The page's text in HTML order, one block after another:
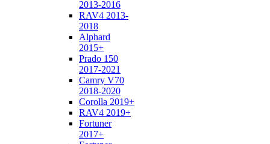
2013-2016
RAV4 2013-
2018
Alphard
2015+
Prado 150
2017-2021
Camry V70
2018-2020
Corolla 2019+
RAV4 2019+
Fortuner
2017+